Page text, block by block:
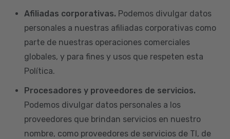
Afiliadas corporativas. Podemos divulgar datos
personales a nuestras afiliadas corporativas como
parte de nuestras operaciones comerciales
globales, y para fines y usos que respeten esta
Política.
Procesadores y proveedores de servicios.
Podemos divulgar datos personales a los
proveedores que brindan servicios en nuestro
nombre, como proveedores de servicios de TI, de